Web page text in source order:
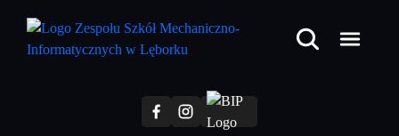
treści